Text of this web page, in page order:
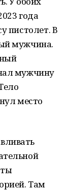
года
пистолет. В
мужчина.
мужчину
место
Там